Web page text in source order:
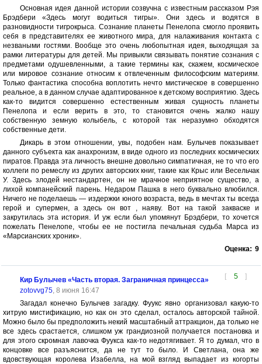
Основная идея данной истории созвучна с известным рассказом Рэя
Брэдбери «Здесь могут водиться тигры». Они здесь и водятся в
разновидности тигрокрыса. Сознание планеты Пенелопа смогло проявить
себя в представителях ее животного мира, для налаживания контакта с
незваными гостями. Вообще это очень любопытная идея, выходящая за
рамки литературы для детей. Мы привыкли связывать понятие сознания с
предметами одушевленными, а такие термины как, скажем, космическое
или мировое сознание относим к отвлеченным философским материям.
Только фантастика способна воплотить нечто мистическое в совершенно
реальное, а в данном случае адаптированное к детскому восприятию. Здесь
как-то видится совершенно естественным живая сущность планеты
Пенелопа и если верить в это, то становится очень жалко нашу
собственную земную колыбель, с которой так неразумно обходятся
собственные дети.
Дикарь в этом отношении, увы, подобен нам. Булычев показывает
данного субъекта как анахронизм, в виде одного из последних космических
пиратов. Правда эта личность внешне довольно симпатичная, не то что его
коллеги по ремеслу из других авторских книг, такие как Крыс или Весельчак
У. Здесь злодей нестандартен, он не мрачное неприятное существо, а
лихой компанейский парень. Недаром Пашка в него буквально влюбился.
Ничего не поделаешь — издержки юного возраста, ведь в мечтах ты всегда
герой и супермен, а здесь он вот , наяву. Вот на такой закваске и
закрутилась эта история. И уж если был упомянут Брэдбери, то хочется
пожелать Пенелопе, чтобы ее не постигла печальная судьба Марса из
«Марсианских хроник».
Оценка: 9
[ 5 ]
Кир Булычев «Часть вторая. Заграничная принцесса»
zotovvg75, 8 июня 16:47
Загадал конечно Булычев загадку. Фуукс явно организовал какую-то
хитрую мистификацию, но как он это сделал, осталось авторской тайной.
Можно было бы предположить некий масштабный аттракцион, да только не
все здесь срастается, слишком уж грандиозной получается постановка и
для этого скромная лавочка Фуукса как-то недотягивает. Я то думал, что в
концовке все разъяснится, да не тут то было. И Светлана, она же
вдовствующая королева Изабелла, на мой взгляд выпадает из когорты